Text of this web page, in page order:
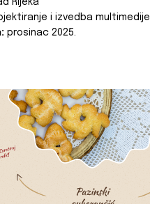
Rijeka
i izvedba multimedije
prosinac 2025.